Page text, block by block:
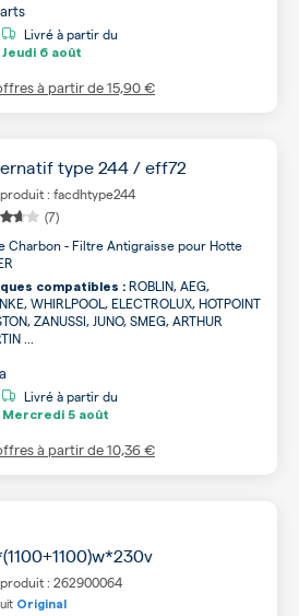
Livré à partir du
Jeudi 6 août
à partir de15,90 €
type 244 / eff72
produit : facdhtype244
(7)
Charbon - Filtre Antigraisse pour Hotte
compatibles : ROBLIN, AEG,
WHIRLPOOL, ELECTROLUX, HOTPOINT
ZANUSSI, JUNO, SMEG, ARTHUR
...
Livré à partir du
Mercredi 5 août
à partir de10,36 €
produit : 262900064
Original